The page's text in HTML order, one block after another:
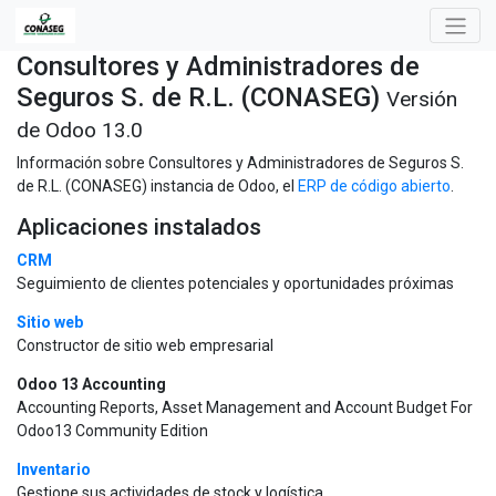
Consultores y Administradores de
Seguros S. de R.L. (CONASEG) Versión
de Odoo 13.0
Información sobre Consultores y Administradores de Seguros S.
de R.L. (CONASEG) instancia de Odoo, el ERP de código abierto.
Aplicaciones instalados
CRM
Seguimiento de clientes potenciales y oportunidades próximas
Sitio web
Constructor de sitio web empresarial
Odoo 13 Accounting
Accounting Reports, Asset Management and Account Budget For
Odoo13 Community Edition
Inventario